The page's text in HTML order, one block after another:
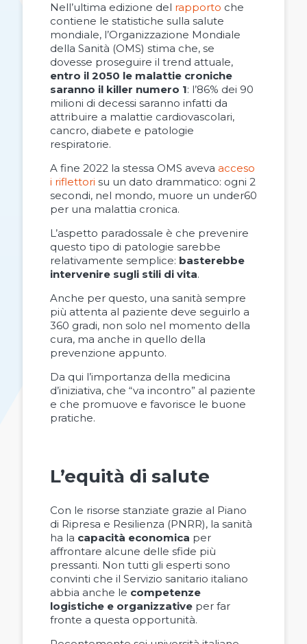
Nell’ultima edizione del rapporto che
contiene le statistiche sulla salute
mondiale, l’Organizzazione Mondiale
della Sanità (OMS) stima che, se
dovesse proseguire il trend attuale,
entro il 2050 le malattie croniche
saranno il killer numero 1: l’86% dei 90
milioni di decessi saranno infatti da
attribuire a malattie cardiovascolari,
cancro, diabete e patologie
respiratorie.
A fine 2022 la stessa OMS aveva acceso
i riflettori su un dato drammatico: ogni 2
secondi, nel mondo, muore un under60
per una malattia cronica.
L’aspetto paradossale è che prevenire
questo tipo di patologie sarebbe
relativamente semplice: basterebbe
intervenire sugli stili di vita.
Anche per questo, una sanità sempre
più attenta al paziente deve seguirlo a
360 gradi, non solo nel momento della
cura, ma anche in quello della
prevenzione appunto.
Da qui l’importanza della medicina
d’iniziativa, che “va incontro” al paziente
e che promuove e favorisce le buone
pratiche.
L’equità di salute
Con le risorse stanziate grazie al Piano
di Ripresa e Resilienza (PNRR), la sanità
ha la capacità economica per
affrontare alcune delle sfide più
pressanti. Non tutti gli esperti sono
convinti che il Servizio sanitario italiano
abbia anche le competenze
logistiche e organizzative per far
fronte a questa opportunità.